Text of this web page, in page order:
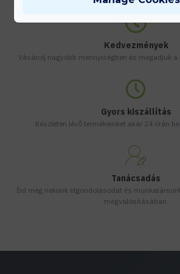
Kedvezmények
Vásárolj nagyobb mennyiségben és megadjuk a
Gyors kiszállítás
Készleten lévő termékeinket akár 24 órán
Tanácsadás
Írd meg nekünk elgondolásodat és
megvalósításában.